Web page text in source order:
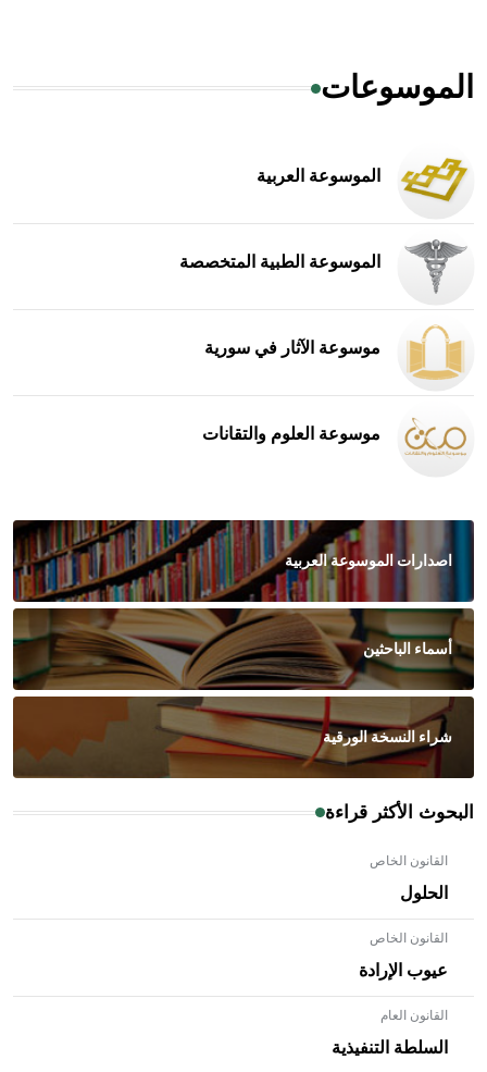
الموسوعات
الموسوعة العربية
الموسوعة الطبية المتخصصة
موسوعة الآثار في سورية
موسوعة العلوم والتقانات
اصدارات الموسوعة العربية
أسماء الباحثين
شراء النسخة الورقية
البحوث الأكثر قراءة
القانون الخاص
الحلول
القانون الخاص
عيوب الإرادة
القانون العام
السلطة التنفيذية